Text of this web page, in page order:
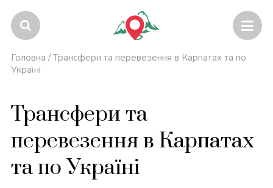
Головна /Трансфери та перевезення в Карпатах та по
Україні
Трансфери та
перевезення в Карпатах
та по Україні